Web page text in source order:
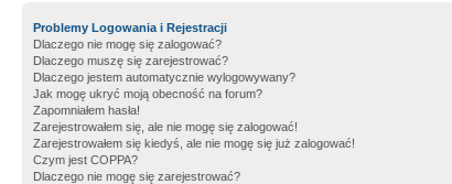
Problemy Logowania i Rejestracji
Dlaczego nie mogę się zalogować?
Dlaczego muszę się zarejestrować?
Dlaczego jestem automatycznie wylogowywany?
Jak mogę ukryć moją obecność na forum?
Zapomniałem hasła!
Zarejestrowałem się, ale nie mogę się zalogować!
Zarejestrowałem się kiedyś, ale nie mogę się już zalogować!
Czym jest COPPA?
Dlaczego nie mogę się zarejestrować?